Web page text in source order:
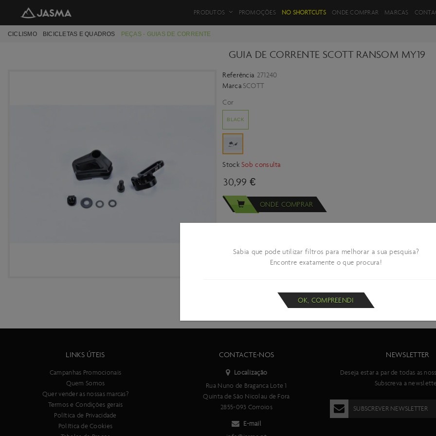
FILTROS DE PRODUTOS
PRODUTOS PROMOÇÕES NO SHORTCUTS ONDE COMPRAR MARCAS
CICLISMO BICICLETAS E QUADROS PEÇAS - GUIAS DE CORRENTE
GUIA DE CORRENTE SCOTT RANSOM MY19
Referência 271240
MarcaSCOTT
Cor
BLACK
StockSob consulta
30,99 €
ONDE COMPRAR
LINKS ÚTEIS
Campanhas Promocionais
Quem Somos
Quer vender as nossas marcas?
Termos e Condições gerais
Política de Privacidade
Política de Cookies
CONTACTE-NOS
Localização
Rua Nuno de Braganca Lote 1
Quinta de São Nicolau de Fora
2855-093 Corroios
E-mail
NEWSLETTER
Deseja estar a par de todas as
Subscreva a
SUBSCREVER NEWSLETTER
Sabia que pode utilizar filtros para melhorar a sua pesquisa?
Encontre exatamente o que procura!
OK, COMPREENDI